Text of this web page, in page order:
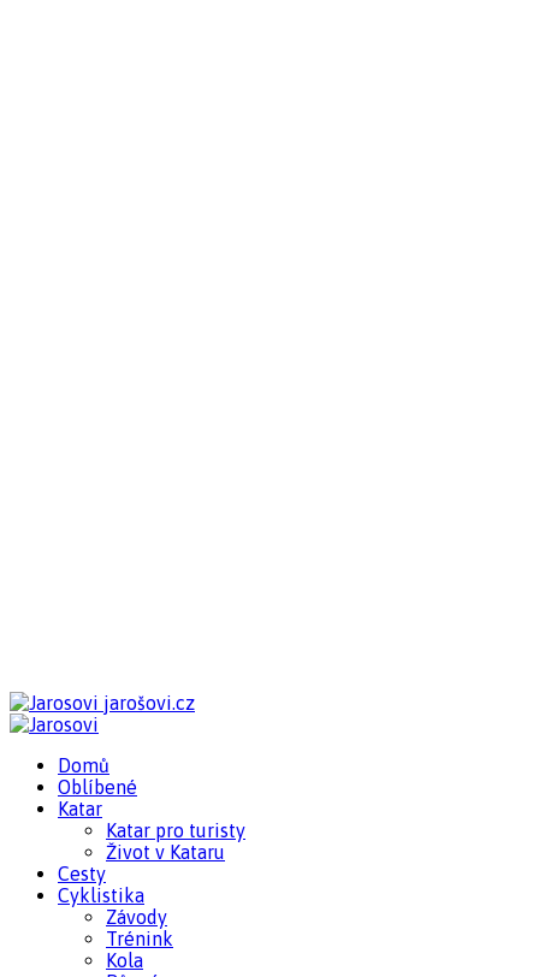
jarošovi.cz
Domů
Oblíbené
Katar
Katar pro turisty
Život v Kataru
Cesty
Cyklistika
Závody
Trénink
Kola